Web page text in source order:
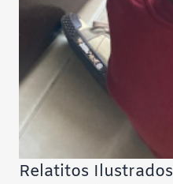
Relatitos Ilustrados